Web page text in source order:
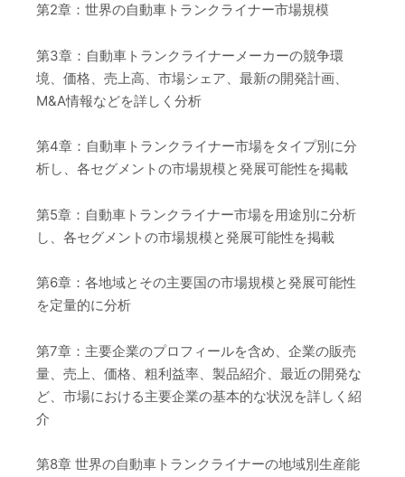
第2章：世界の自動車トランクライナー市場規模
第3章：自動車トランクライナーメーカーの競争環
境、価格、売上高、市場シェア、最新の開発計画、
M&A情報などを詳しく分析
第4章：自動車トランクライナー市場をタイプ別に分
析し、各セグメントの市場規模と発展可能性を掲載
第5章：自動車トランクライナー市場を用途別に分析
し、各セグメントの市場規模と発展可能性を掲載
第6章：各地域とその主要国の市場規模と発展可能性
を定量的に分析
第7章：主要企業のプロフィールを含め、企業の販売
量、売上、価格、粗利益率、製品紹介、最近の開発な
ど、市場における主要企業の基本的な状況を詳しく紹
介
第8章 世界の自動車トランクライナーの地域別生産能